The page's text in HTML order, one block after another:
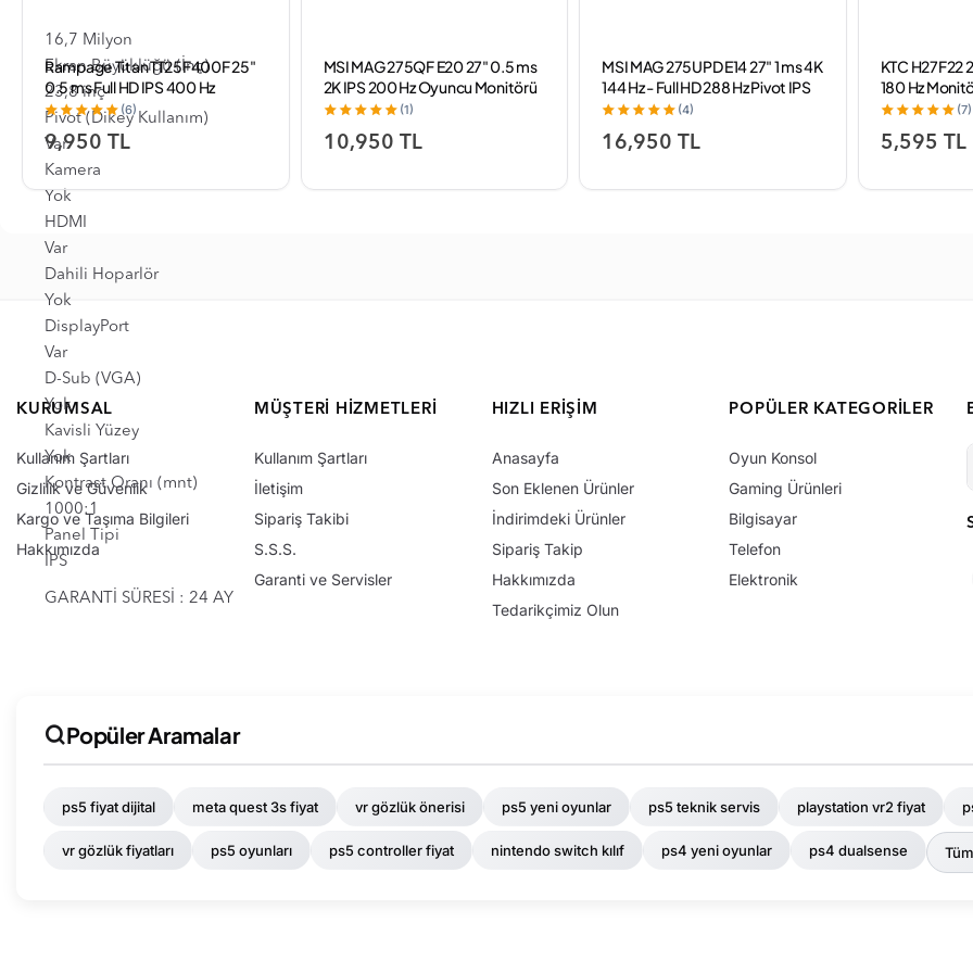
16,7 Milyon
Ekran Büyüklüğü (İnç)
23,8 inç
Pivot (Dikey Kullanım)
Var
Kamera
Yok
HDMI
Var
Dahili Hoparlör
Yok
DisplayPort
Var
D-Sub (VGA)
Yok
Kavisli Yüzey
Yok
Kontrast Oranı (mnt)
1000:1
Panel Tipi
IPS
GARANTİ SÜRESİ : 24 AY
Rampage Titan TT25F400F 25"
0.5 ms Full HD IPS 400 Hz
Oyuncu Monitörü
(6)
9,950 TL
MSI MAG 275QF E20 27" 0.5 ms
2K IPS 200 Hz Oyuncu Monitörü
(1)
10,950 TL
MSI MAG 275UPD E14 27" 1 ms 4K
144 Hz - Full HD 288 Hz Pivot IPS
Oyuncu Monitörü
(4)
16,950 TL
KTC H27F22
180 Hz
(7)
5,595 TL
KURUMSAL
Kullanım Şartları
Gizlilik ve Güvenlik
Kargo ve Taşıma Bilgileri
Hakkımızda
MÜŞTERI HIZMETLERI
Kullanım Şartları
İletişim
Sipariş Takibi
S.S.S.
Garanti ve Servisler
HIZLI ERIŞIM
Anasayfa
Son Eklenen Ürünler
İndirimdeki Ürünler
Sipariş Takip
Hakkımızda
Tedarikçimiz Olun
POPÜLER KATEGORILER
Oyun Konsol
Gaming Ürünleri
Bilgisayar
Telefon
Elektronik
Popüler Aramalar
ps5 fiyat dijital meta quest 3s fiyat vr gözlük önerisi ps5 yeni oyunlar ps5 teknik servis playstation vr2 fiyat
vr gözlük fiyatları ps5 oyunları ps5 controller fiyat nintendo switch kılıf ps4 yeni oyunlar ps4 dualsense